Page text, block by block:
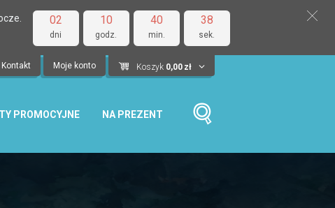
02
dni
10
godz.
40
min.
37
sek.
Kontakt Moje konto Koszyk 0,00 zł
PROMOCYJNE NA PREZENT